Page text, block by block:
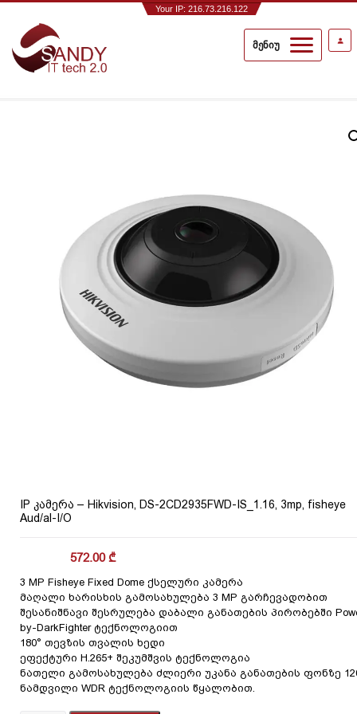
Your IP: 216.73.216.122
მენიუ
IP კამერა – Hikvision, DS-2CD2935FWD-IS_1.16, 3mp, fisheye
Aud/al-I/O
572.00₾
3 MP Fisheye Fixed Dome ქსელური კამერა
მაღალი ხარისხის გამოსახულება 3 MP გარჩევადობით
შესანიშნავი შესრულება დაბალი განათების პირობებში
by-DarkFighter ტექნოლოგიით
180° თევზის თვალის ხედი
ეფექტური H.265+ შეკუმშვის ტექნოლოგია
ნათელი გამოსახულება ძლიერი უკანა განათების ფონზე
ნამდვილი WDR ტექნოლოგიის წყალობით.